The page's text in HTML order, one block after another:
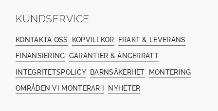
KUNDSERVICE
KONTAKTA OSS KÖPVILLKOR FRAKT & LEVERANS
FINANSIERING GARANTIER & ÅNGERRÄTT
INTEGRITETSPOLICY BARNSÄKERHET MONTERING
OMRÅDEN VI MONTERAR I NYHETER